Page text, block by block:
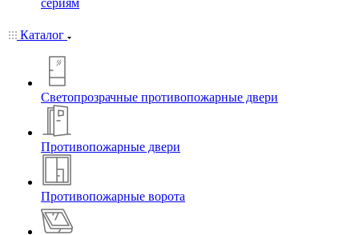
сериям
Каталог
Светопрозрачные противопожарные двери
Противопожарные двери
Противопожарные ворота